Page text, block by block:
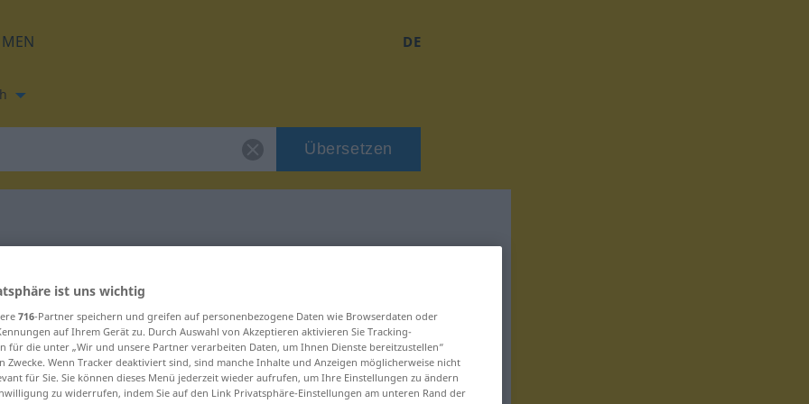
DE
Übersetzen
für "roman"
ist uns wichtig
716-Partner speichern und greifen auf personenbezogene Daten wie Browserdaten oder
auf Ihrem Gerät zu. Durch Auswahl von Akzeptieren aktivieren Sie Tracking-
für die unter „Wir und unsere Partner verarbeiten Daten, um Ihnen Dienste bereitzustellen“
Zwecke. Wenn Tracker deaktiviert sind, sind manche Inhalte und Anzeigen möglicherweise nicht
für Sie. Sie können dieses Menü jederzeit wieder aufrufen, um Ihre Einstellungen zu ändern
zu widerrufen, indem Sie auf den Link Privatsphäre-Einstellungen am unteren Rand der